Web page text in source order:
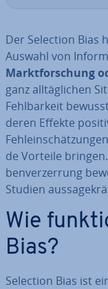
Der Selection Bias
Auswahl von
Markt­for­schung
ganz all­täg­li­chen
Fehl­bar­keit
deren Effekte
de Vorteile
ben­ver­zer­rung
Studien
Wie
Bias?
Selection Bias ist